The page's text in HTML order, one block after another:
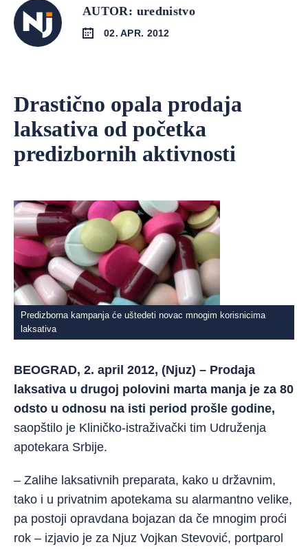
AUTOR: urednistvo
02. APR. 2012
Drastično opala prodaja
laksativa od početka
predizbornih aktivnosti
Predizborna kampanja će uštedeti novac mnogim korisnicima
laksativa
BEOGRAD, 2. april 2012, (Njuz) – Prodaja
laksativa u drugoj polovini marta manja je za 80
odsto u odnosu na isti period prošle godine,
saopštilo je Kliničko-istraživački tim Udruženja
apotekara Srbije.
– Zalihe laksativnih preparata, kako u državnim,
tako i u privatnim apotekama su alarmantno velike,
pa postoji opravdana bojazan da če mnogim proći
rok – izjavio je za Njuz Vojkan Stevović, portparol